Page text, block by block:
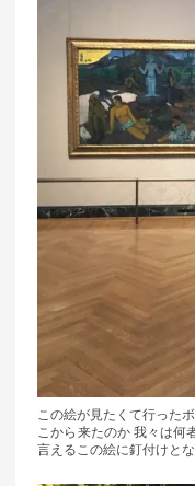
この絵が見たくて行った
こから来たのか 我々は何
言えるこの絵に釘付けとな